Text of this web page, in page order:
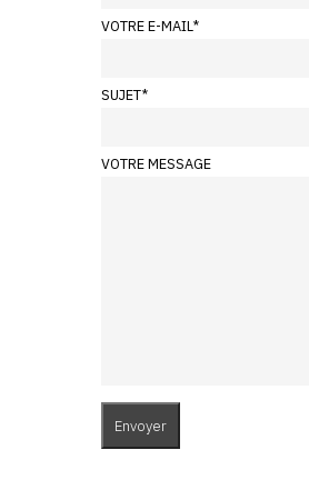
VOTRE E-MAIL*
SUJET*
VOTRE MESSAGE